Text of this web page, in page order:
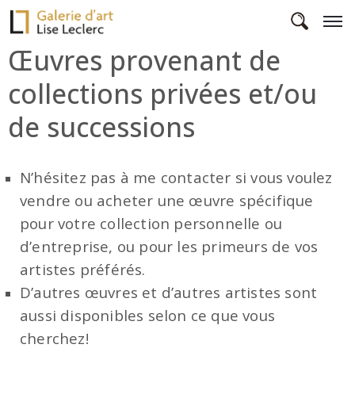
Œuvres provenant de
collections privées et/ou
de successions
N’hésitez pas à me contacter si vous voulez
vendre ou acheter une œuvre spécifique
pour votre collection personnelle ou
d’entreprise, ou pour les primeurs de vos
artistes préférés.
D’autres œuvres et d’autres artistes sont
aussi disponibles selon ce que vous
cherchez!